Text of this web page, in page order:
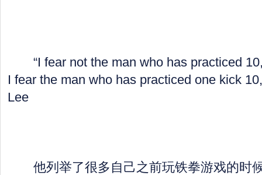
“I fear not the man who has practiced
I fear the man who has practiced one kick
Lee
他列举了很多自己之前玩铁拳游戏的时